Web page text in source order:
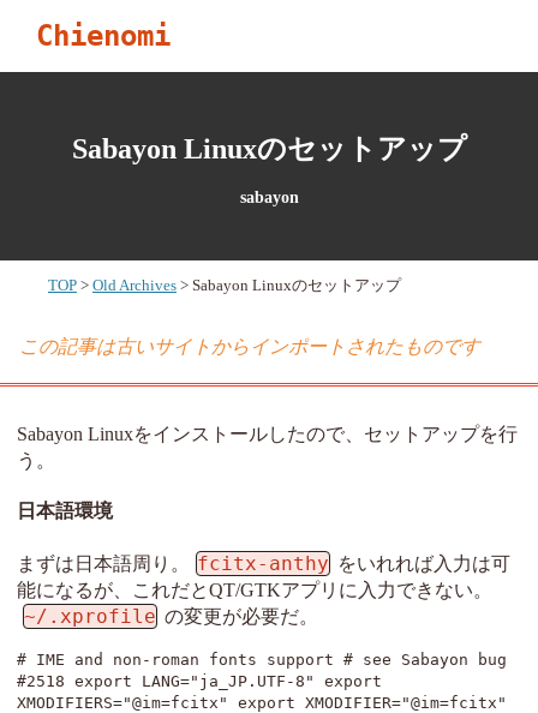
Chienomi
Sabayon Linuxのセットアップ
sabayon
TOP Old Archives Sabayon Linuxのセットアップ
この記事は古いサイトからインポートされたものです
Sabayon Linuxをインストールしたので、セットアップを行
う。
日本語環境
まずは日本語周り。 fcitx-anthy をいれれば入力は可
能になるが、これだとQT/GTKアプリに入力できない。
~/.xprofile の変更が必要だ。
# IME and non-roman fonts support # see Sabayon bug
#2518 export LANG="ja_JP.UTF-8" export
XMODIFIERS="@im=fcitx" export XMODIFIER="@im=fcitx"